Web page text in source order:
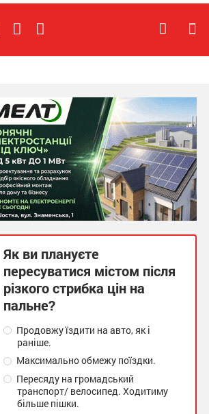
Як ви плануєте
пересуватися містом після
різкого стрибка цін на
пальне?
Продовжу їздити на авто, як і
раніше.
Максимально обмежу поїздки.
Пересяду на громадський
транспорт/ велосипед. Ходитиму
більше пішки.